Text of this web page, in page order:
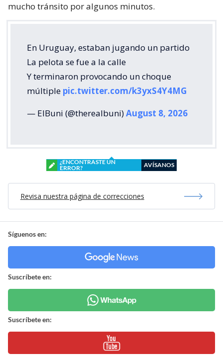
mucho tránsito por algunos minutos.
En Uruguay, estaban jugando un partido
La pelota se fue a la calle
Y terminaron provocando un choque
múltiple pic.twitter.com/k3yxS4Y4MG
— ElBuni (@therealbuni)August 8, 2026
¿ENCONTRASTE UN
ERROR?
AVÍSANOS
Revisa nuestra página de correcciones
Síguenos en:
Suscríbete en:
Suscríbete en: